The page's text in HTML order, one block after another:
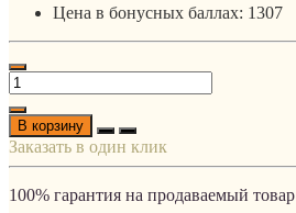
Цена в бонусных баллах: 1307
В корзину
Заказать в один клик
100% гарантия на продаваемый товар